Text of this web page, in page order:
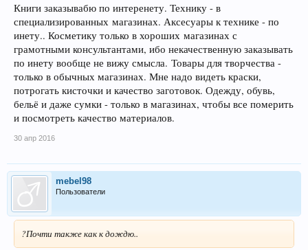
Книги заказывабю по интеренету. Технику - в
специализированных магазинах. Аксесуары к технике - по
инету.. Косметику только в хороших магазинах с
грамотными консультантами, ибо некачественную заказывать
по инету вообще не вижу смысла. Товары для творчества -
только в обычных магазинах. Мне надо видеть краски,
потрогать кисточки и качество заготовок. Одежду, обувь,
бельё и даже сумки - только в магазинах, чтобы все померить
и посмотреть качество материалов.
30 апр 2016
mebel98
Пользователи
?Почти также как к дождю..